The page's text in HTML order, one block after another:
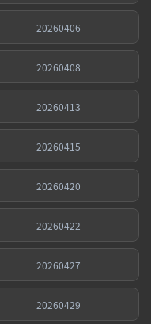
20260406
20260408
20260413
20260415
20260420
20260422
20260427
20260429